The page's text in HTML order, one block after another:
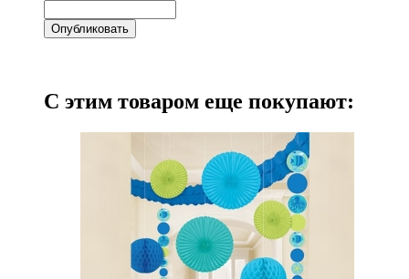
С этим товаром еще покупают: